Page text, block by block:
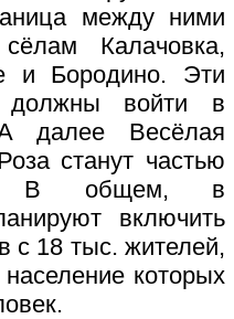
между ними
Калачовка,
и Бородино. Эти
должны войти в
далее Весёлая
станут частью
В общем, в
включить
с 18 тыс. жителей,
которых